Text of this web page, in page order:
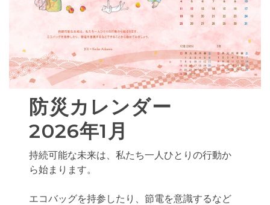
防災カレンダー
2026年1月
持続可能な未来は、私たち一人ひとりの行動か
ら始まります。
エコバッグを持参したり、節電を意識するなど